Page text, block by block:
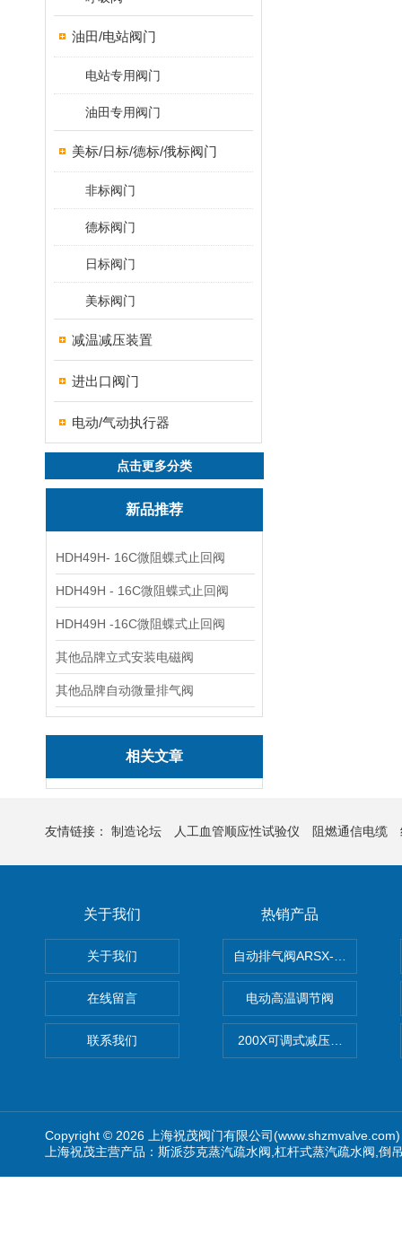
油田/电站阀门
电站专用阀门
油田专用阀门
美标/日标/德标/俄标阀门
非标阀门
德标阀门
日标阀门
美标阀门
减温减压装置
进出口阀门
电动/气动执行器
点击更多分类
新品推荐
HDH49H- 16C微阻蝶式止回阀
HDH49H - 16C微阻蝶式止回阀
HDH49H -16C微阻蝶式止回阀
其他品牌立式安装电磁阀
其他品牌自动微量排气阀
相关文章
友情链接： 制造论坛 人工血管顺应性试验仪 阻燃通信电缆
关于我们
关于我们
在线留言
联系我们
热销产品
自动排气阀ARSX-0015/
电动高温调节阀
200X可调式减压阀（减压稳
Copyright © 2026 上海祝茂阀门有限公司
上海祝茂主营产品：斯派莎克蒸汽疏水阀,杠杆式蒸汽疏水阀,倒